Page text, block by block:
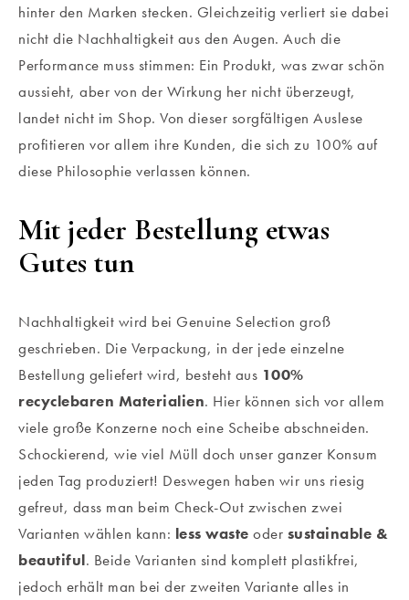
hinter den Marken stecken. Gleichzeitig verliert sie dabei
nicht die Nachhaltigkeit aus den Augen. Auch die
Performance muss stimmen: Ein Produkt, was zwar schön
aussieht, aber von der Wirkung her nicht überzeugt,
landet nicht im Shop. Von dieser sorgfältigen Auslese
profitieren vor allem ihre Kunden, die sich zu 100% auf
diese Philosophie verlassen können.
Mit jeder Bestellung etwas
Gutes tun
Nachhaltigkeit wird bei Genuine Selection groß
geschrieben. Die Verpackung, in der jede einzelne
Bestellung geliefert wird, besteht aus 100%
recyclebaren Materialien. Hier können sich vor allem
viele große Konzerne noch eine Scheibe abschneiden.
Schockierend, wie viel Müll doch unser ganzer Konsum
jeden Tag produziert! Deswegen haben wir uns riesig
gefreut, dass man beim Check-Out zwischen zwei
Varianten wählen kann: less waste oder sustainable &
beautiful. Beide Varianten sind komplett plastikfrei,
jedoch erhält man bei der zweiten Variante alles in